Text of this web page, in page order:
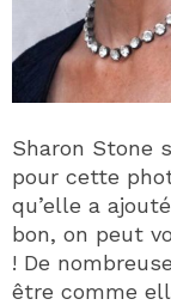
Sharon Stone
pour cette
qu’elle a
bon, on peut
! De
être comme